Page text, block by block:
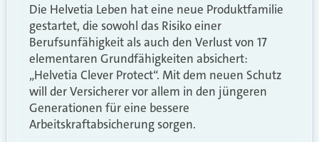
Die Helvetia Leben hat eine neue Produktfamilie
gestartet, die sowohl das Risiko einer
Berufsunfähigkeit als auch den Verlust von 17
elementaren Grundfähigkeiten absichert:
„Helvetia Clever Protect“. Mit dem neuen Schutz
will der Versicherer vor allem in den jüngeren
Generationen für eine bessere
Arbeitskraftabsicherung sorgen.